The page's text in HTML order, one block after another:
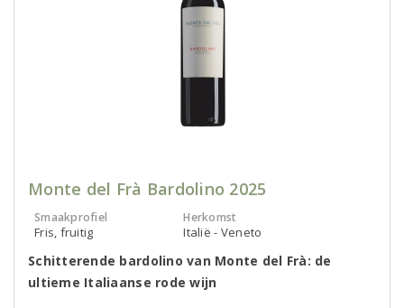
Monte del Frà Bardolino 2025
Smaakprofiel
Fris, fruitig
Herkomst
Italië - Veneto
Schitterende bardolino van Monte del Frà: de
ultieme Italiaanse rode wijn